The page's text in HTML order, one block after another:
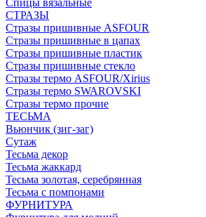
Спицы вязальные
СТРАЗЫ
Стразы пришивные ASFOUR
Стразы пришивные в цапах
Стразы пришивные пластик
Стразы пришивные стекло
Стразы термо ASFOUR/Xirius
Стразы термо SWAROVSKI
Стразы термо прочие
ТЕСЬМА
Вьюнчик (зиг-заг)
Сутаж
Тесьма декор
Тесьма жаккард
Тесьма золотая, серебрянная
Тесьма с помпонами
ФУРНИТУРА